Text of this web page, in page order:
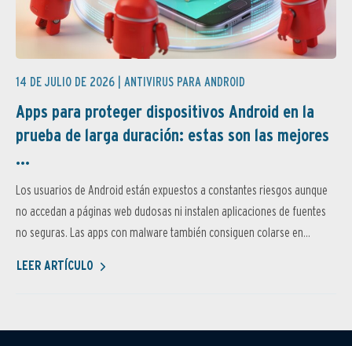
14 DE JULIO DE 2026 | ANTIVIRUS PARA ANDROID
Apps para proteger dispositivos Android en la
prueba de larga duración: estas son las mejores
...
Los usuarios de Android están expuestos a constantes riesgos aunque
no accedan a páginas web dudosas ni instalen aplicaciones de fuentes
no seguras. Las apps con malware también consiguen colarse en...
LEER ARTÍCULO